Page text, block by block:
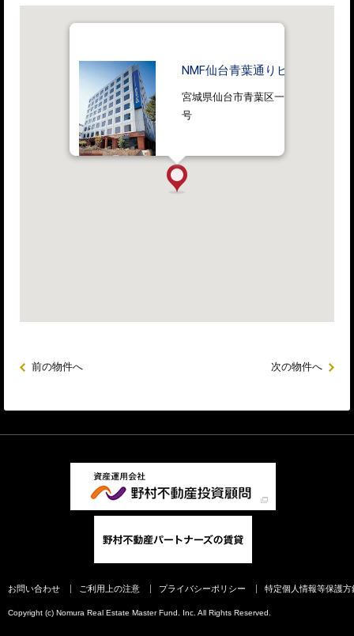
NMF仙台青葉通りビル
宮城県仙台市青葉区一番町二丁目1番
号
前の物件へ 次の物件へ
お問い合わせ ご利用上の注意 プライバシーポリシー 特定個人情報等保護方
Copyright (c) Nomura Real Estate Master Fund. Inc. All Rights Reserved.